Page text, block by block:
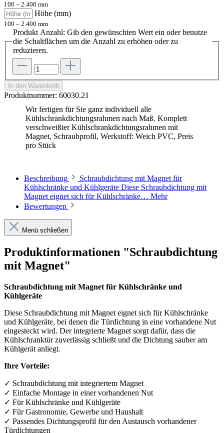
100 – 2.400 mm
Höhe (mm)
100 – 2.400 mm
Produkt Anzahl: Gib den gewünschten Wert ein oder benutze
die Schaltflächen um die Anzahl zu erhöhen oder zu
reduzieren.
In den Warenkorb
Produktnummer: 60030.21
Wir fertigen für Sie ganz individuell alle
Kühlschrankdichtungsrahmen nach Maß. Komplett
verschweißter Kühlschrankdichtungsrahmen mit
Magnet, Schraubprofil, Werkstoff: Weich PVC, Preis
pro Stück
Beschreibung
Schraubdichtung mit Magnet für
Kühlschränke und Kühlgeräte Diese Schraubdichtung mit
Magnet eignet sich für Kühlschränke… Mehr
Bewertungen
Menü schließen
Produktinformationen "Schraubdichtung
mit Magnet"
Schraubdichtung mit Magnet für Kühlschränke und
Kühlgeräte
Diese Schraubdichtung mit Magnet eignet sich für Kühlschränke
und Kühlgeräte, bei denen die Türdichtung in eine vorhandene Nut
eingesteckt wird. Der integrierte Magnet sorgt dafür, dass die
Kühlschranktür zuverlässig schließt und die Dichtung sauber am
Kühlgerät anliegt.
Ihre Vorteile:
✓ Schraubdichtung mit integriertem Magnet
✓ Einfache Montage in einer vorhandenen Nut
✓ Für Kühlschränke und Kühlgeräte
✓ Für Gastronomie, Gewerbe und Haushalt
✓ Passendes Dichtungsprofil für den Austausch vorhandener
Türdichtungen